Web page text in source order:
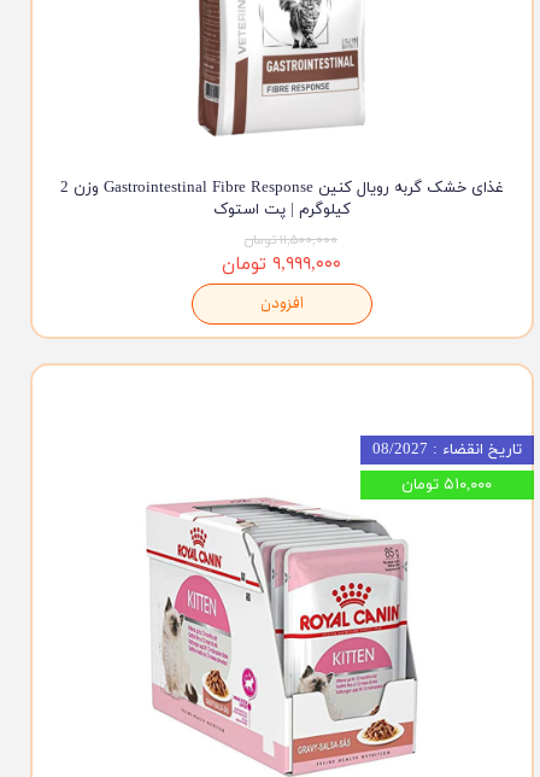
غذای خشک گربه رویال کنین Gastrointestinal Fibre Response وزن 2
کیلوگرم | پت استوک
۱۱,۵۰۰,۰۰۰ تومان
۹,۹۹۹,۰۰۰ تومان
افزودن
تاریخ انقضاء : 08/2027
۵۱۰,۰۰۰ تومان